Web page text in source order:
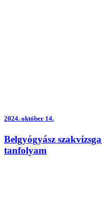
2024. október 14.
Belgyógyász
tanfolyam